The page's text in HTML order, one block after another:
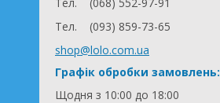
Тел.
(093) 859-73-65
shop@lolo.com.ua
Графік обробки замовлень:
Щодня з 10:00 до 18:00